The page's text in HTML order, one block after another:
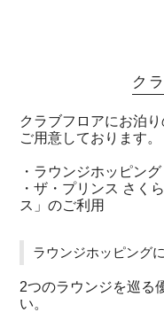
ク
クラブフロアにお泊
ご用意しております。
・ラウンジホッピング
・ザ・プリンス さく
ス」のご利用
ラウンジホッピング
2つのラウンジを巡る
い。